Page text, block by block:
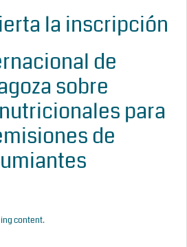
la inscripción
de
sobre
para
de
content.